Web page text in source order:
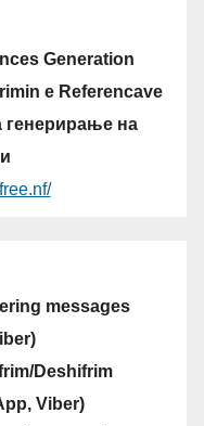
Generation
e Referencave
генерирање на
messages
Deshifrim
Viber)